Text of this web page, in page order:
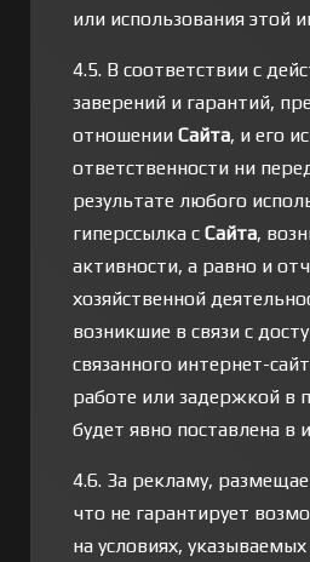
или использования этой
4.5. В соответствии с
заверений и гарантий,
отношении Сайта, и его
ответственности ни
результате любого
гиперссылка с Сайта,
активности, а равно и
хозяйственной
возникшие в связи с
связанного интернет-
работе или задержкой в
будет явно поставлена в
4.6. За рекламу,
что не гарантирует
на условиях,